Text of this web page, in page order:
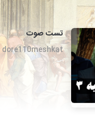
تست صوت
dore110meshkat